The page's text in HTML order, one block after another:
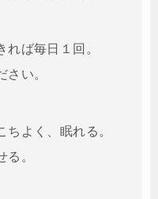
ば毎日１回。
い。
ちよく、眠れる。
。